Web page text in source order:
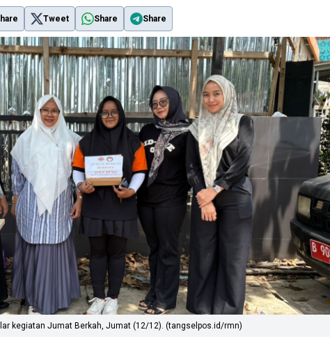
Tweet Share Share
kegiatan Jumat Berkah, Jumat (12/12). (tangselpos.id/rmn)